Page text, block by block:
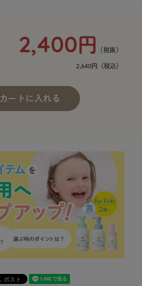
2,400円 （税抜）
2,640円 （税込）
カートに入れる